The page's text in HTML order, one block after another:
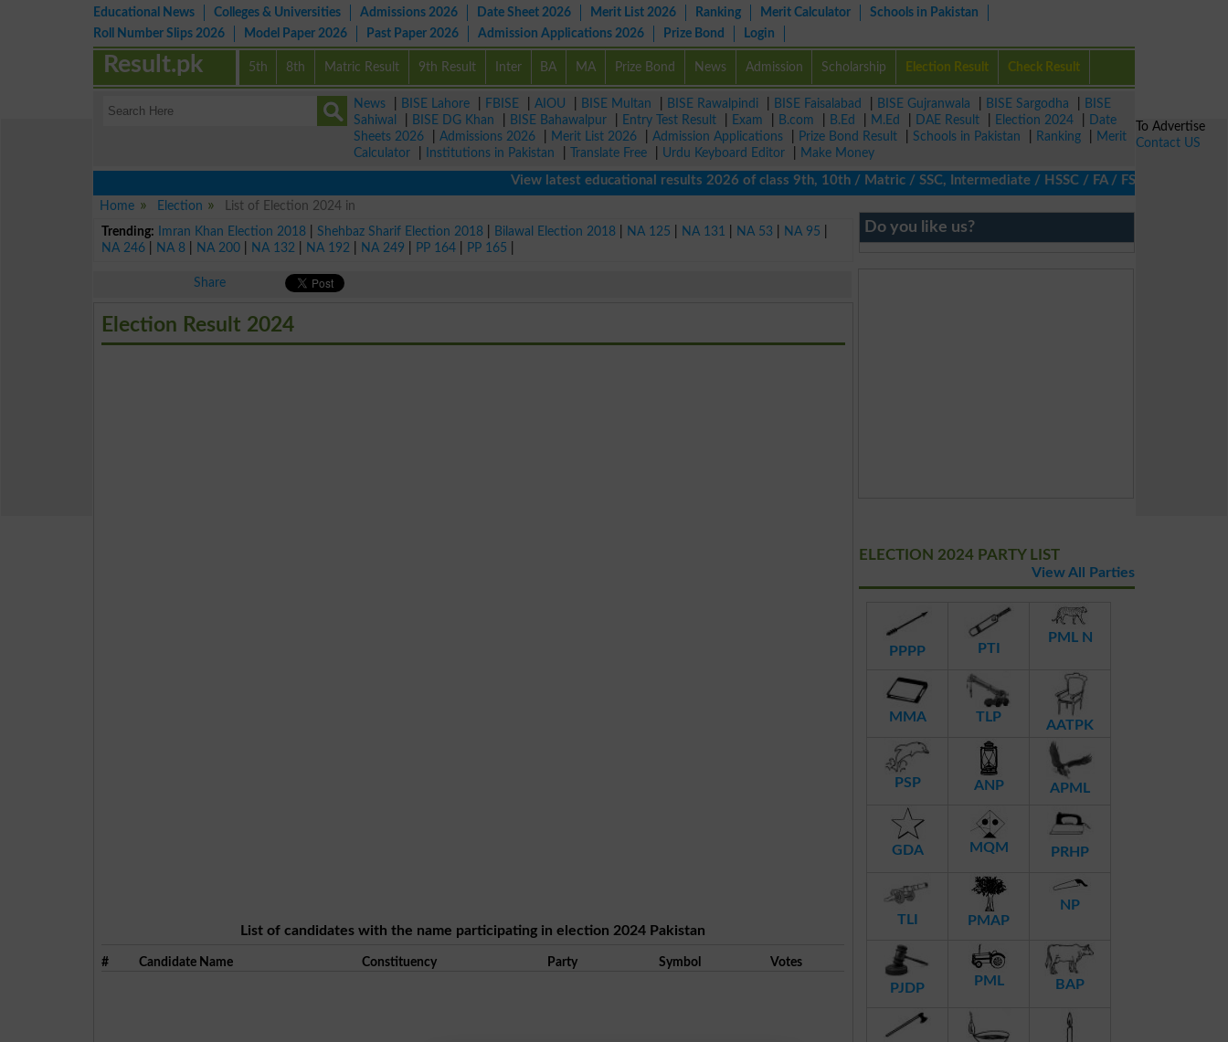
Educational News Colleges & Universities Admissions 2026 Date Sheet 2026 Merit List 2026 Ranking Merit Calculator
Schools in Pakistan
Roll Number Slips 2026
Model Paper 2026 Past Paper 2026 Admission Applications 2026 Prize Bond Login
5th 8th Matric Result 9th Result Inter BA MA Prize Bond News Admission Scholarship Election Result Check Result
Result.pk
News BISE Lahore FBISE AIOU BISE Multan BISE Rawalpindi BISE Faisalabad BISE Gujranwala BISE Sargodha
BISE
Sahiwal
BISE DG Khan BISE Bahawalpur Entry Test Result Exam B.com B.Ed M.Ed DAE Result Election 2024
Date
Sheets 2026
Admissions 2026 Merit List 2026 Admission Applications Prize Bond Result Schools in Pakistan Ranking
Merit
Calculator
Institutions in Pakistan Translate Free Urdu Keyboard Editor
Make Money
View latest educational results 2026 of class 9th, 10th / Matric / SSC, Intermediate / HSSC / FA / FSc / Inter, 5th /
Home
Election
List of Election 2024 in
Trending:
Imran Khan Election 2018 |Shehbaz Sharif Election 2018 Bilawal Election 2018 NA 125 NA 131 NA 53 NA 95
NA 246
NA 8 NA 200 NA 132 NA 192 NA 249 PP 164 PP 165
Share
Election Result 2024
List of candidates with the name participating in election 2024 Pakistan
# Candidate Name Constituency Party Symbol Votes
Do you like us?
ELECTION 2024 PARTY LIST
View All Parties
PPPP PTI
PML N
MMA TLP
AATPK
PSP ANP APML
GDA MQM PRHP
TLI PMAP
NP
PJDP PML BAP
To Advertise
Contact US